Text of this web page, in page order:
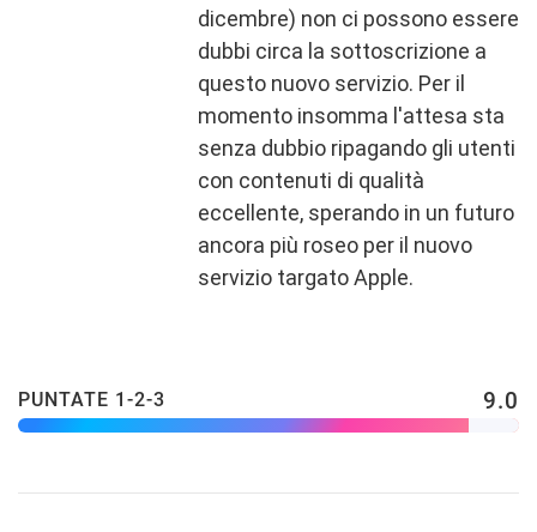
dicembre) non ci possono essere
dubbi circa la sottoscrizione a
questo nuovo servizio. Per il
momento insomma l'attesa sta
senza dubbio ripagando gli utenti
con contenuti di qualità
eccellente, sperando in un futuro
ancora più roseo per il nuovo
servizio targato Apple.
PUNTATE 1-2-3 9.0